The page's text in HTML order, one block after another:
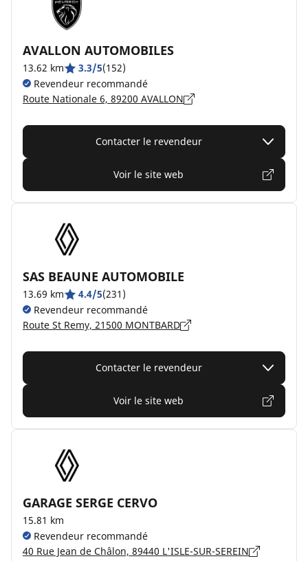
AVALLON AUTOMOBILES
13.62 km 3.3/5(152)
Revendeur recommandé
Route Nationale 6, 89200 AVALLON
Contacter le revendeur
Voir le site web
SAS BEAUNE AUTOMOBILE
13.69 km 4.4/5(231)
Revendeur recommandé
Route St Remy, 21500 MONTBARD
Contacter le revendeur
Voir le site web
GARAGE SERGE CERVO
15.81 km
Revendeur recommandé
40 Rue Jean de Châlon, 89440 L'ISLE-SUR-SEREIN